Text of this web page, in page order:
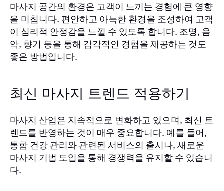
마사지 공간의 환경은 고객이 느끼는 경험에 큰 영향
을 미칩니다. 편안하고 아늑한 환경을 조성하여 고객
이 심리적 안정감을 느낄 수 있도록 합니다. 조명, 음
악, 향기 등을 통해 감각적인 경험을 제공하는 것도
좋은 방법입니다.
최신 마사지 트렌드 적용하기
마사지 산업은 지속적으로 변화하고 있으며, 최신 트
렌드를 반영하는 것이 매우 중요합니다. 예를 들어,
통합 건강 관리와 관련된 서비스의 출시나, 새로운
마사지 기법 도입을 통해 경쟁력을 유지할 수 있습니
다.